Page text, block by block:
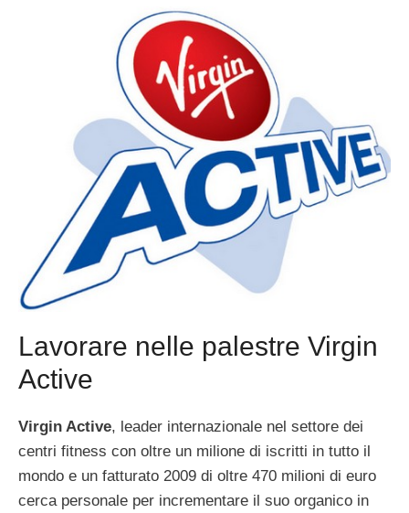
Lavorare nelle palestre Virgin
Active
Virgin Active, leader internazionale nel settore dei
centri fitness con oltre un milione di iscritti in tutto il
mondo e un fatturato 2009 di oltre 470 milioni di euro
cerca personale per incrementare il suo organico in